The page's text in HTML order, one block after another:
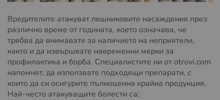
Вредителите атакуват лешниковите насаждения през
различно време от годината, което означава, че
трябва да внимавате за наличието на неприятели,
както и да извършвате навременни мерки за
профилактика и борба. Специалистите ни от otrovi.com
напомнят, да използвате подходящи препарати, с
които да си осигурите пълноценна крайна продукция.
Най-често атакуващите болести са: